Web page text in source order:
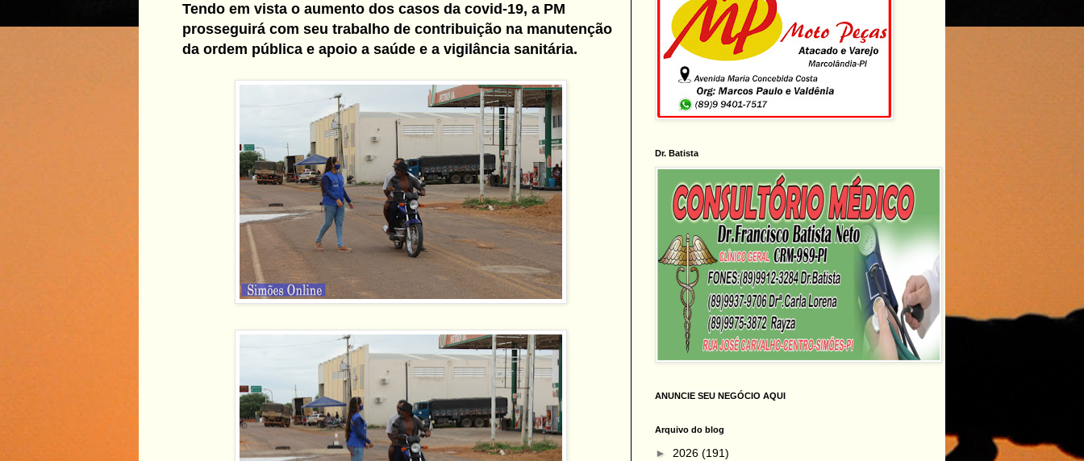
Tendo em vista o aumento dos casos da covid-19, a PM
prosseguirá com seu trabalho de contribuição na manutenção
da ordem pública e apoio a saúde e a vigilância sanitária.
Dr. Batista
ANUNCIE SEU NEGÓCIO AQUI
Arquivo do blog
► 2026 (191)